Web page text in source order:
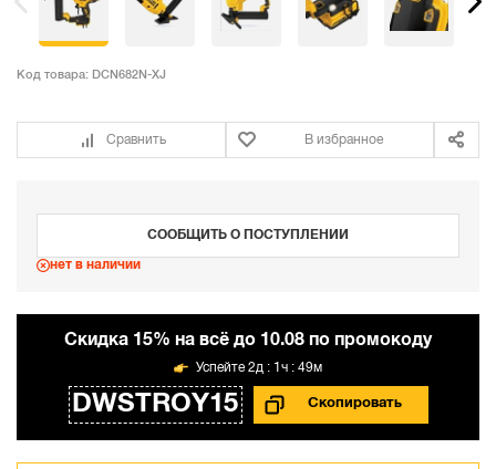
Код товара: DCN682N-XJ
Сравнить В избранное
СООБЩИТЬ О ПОСТУПЛЕНИИ
нет в наличии
Cкидка 15% на всё до 10.08 по промокоду
DWSTROY15
2д : 1ч : 49м